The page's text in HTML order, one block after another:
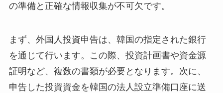
の準備と正確な情報収集が不可欠です。
まず、外国人投資申告は、韓国の指定された銀行
を通じて行います。この際、投資計画書や資金源
証明など、複数の書類が必要となります。次に、
申告した投資資金を韓国の法人設立準備口座に送